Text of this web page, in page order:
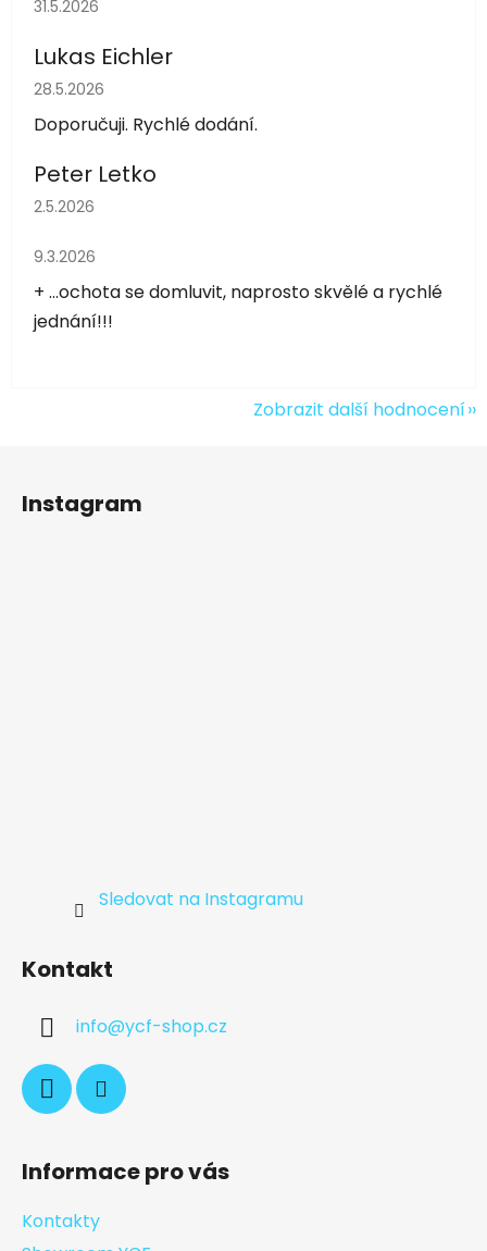
31.5.2026
Lukas Eichler
Hodnocení obchodu je 5 z 5 hvězdiček.
28.5.2026
Doporučuji. Rychlé dodání.
Peter Letko
Hodnocení obchodu je 5 z 5 hvězdiček.
2.5.2026
Hodnocení obchodu je 5 z 5 hvězdiček.
9.3.2026
+ ...ochota se domluvit, naprosto skvělé a rychlé
jednání!!!
Zobrazit další hodnocení
Instagram
Sledovat na Instagramu
Kontakt
info@ycf-shop.cz
Informace pro vás
Kontakty